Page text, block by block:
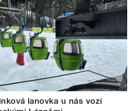
lanovka u nás vozí